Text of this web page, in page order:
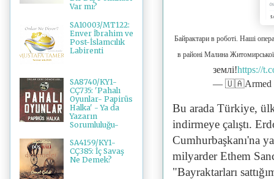
Байрактари в роботі. Наші
в районі Малина
землі!https://
— 🇺🇦Armed
Bu arada Türkiye,
indirmeye çalıştı.
Cumhurbaşkanı'na
milyarder Ethem
"Bayraktarları
Var mı?
SA10003/MT122:
Enver İbrahim ve
Post-İslamcılık
Labirenti
SA8740/KY1-
CÇ735: 'Pahalı
Oyunlar- Papirüs
Halka' - Ya da
Yazarın
Sorumluluğu-
SA4159/KY1-
CÇ385: İç Savaş
Ne Demek?